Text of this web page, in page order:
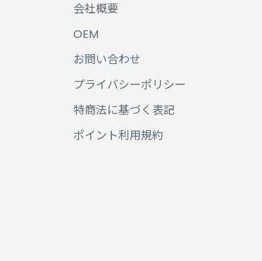
会社概要
OEM
お問い合わせ
プライバシーポリシー
特商法に基づく表記
ポイント利用規約